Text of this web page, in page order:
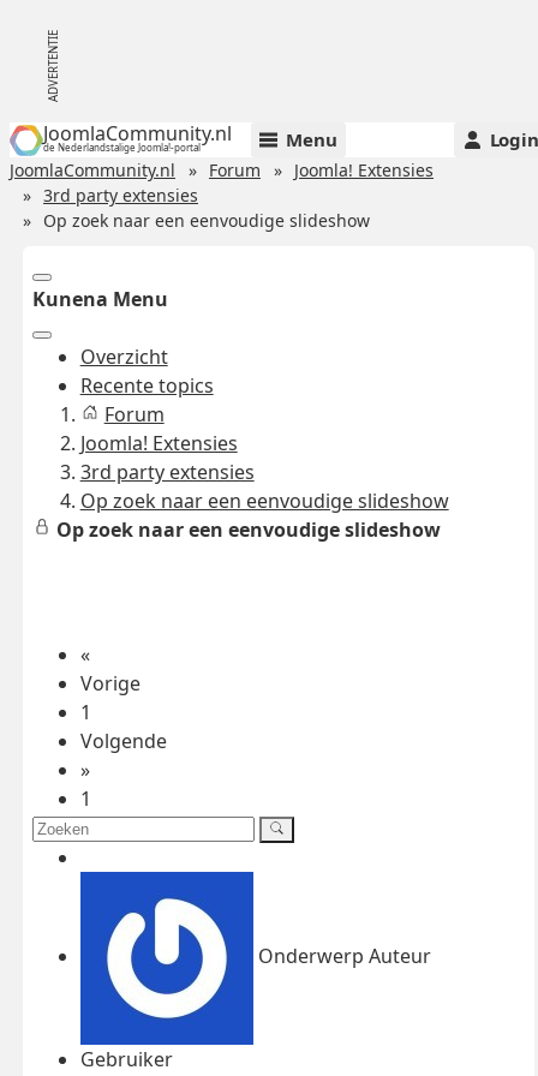
JoomlaCommunity.nl
de Nederlandstalige Joomla!-portal Menu Login
JoomlaCommunity.nl Forum
Joomla! Extensies
3rd party extensies
Op zoek naar een eenvoudige slideshow
Kunena Menu
Overzicht
Recente topics
Forum
Joomla! Extensies
3rd party extensies
Op zoek naar een eenvoudige slideshow
Op zoek naar een eenvoudige slideshow
«
Vorige
1
Volgende
»
1
Onderwerp Auteur
Gebruiker